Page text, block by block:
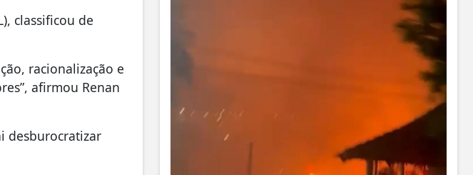
classificou de
racionalização e
afirmou Renan
desburocratizar